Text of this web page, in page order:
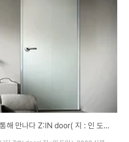
에도 PCB가 손상되는 것을 막아준다. 망
디자인과 기능성 , 도어를 통해 만나다 Z:IN door( 지 : 인 도어 ), 2009 신제품 출시